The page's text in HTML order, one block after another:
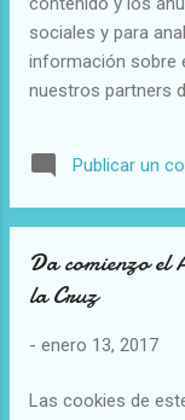
claro que están en
de extrema
sociales y para
información sobre
nuestros partners
las 08:48 El Papa
el acercamiento y
Suecia Lutero y
Gata).- Este año
que acabamos de
constituye un gran
Publicar un
Da comienzo
la Cruz
- enero 13, 2017
Las cookies de